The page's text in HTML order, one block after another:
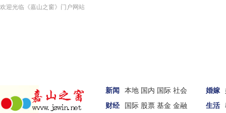
欢迎光临《嘉山之窗》门户网站
新闻 本地 国内 国际 社会
财经
国际 股票 基金 金融
婚嫁
生活